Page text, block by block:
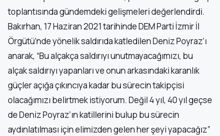
toplantısında gündemdeki gelişmeleri değerlendirdi.
Bakırhan, 17 Haziran 2021 tarihinde DEM Parti İzmir İl
Örgütü’nde yönelik saldırıda katledilen Deniz Poyraz’ı
anarak, “Bu alçakça saldırıyı unutmayacağımızı, bu
alçak saldırıyı yapanları ve onun arkasındaki karanlık
güçler açığa çıkıncıya kadar bu sürecin takipçisi
olacağımızı belirtmek istiyorum. Değil 4 yıl, 40 yıl geçse
de Deniz Poyraz’ın katillerini bulup bu sürecin
aydınlatılması için elimizden gelen her şeyi yapacağız”